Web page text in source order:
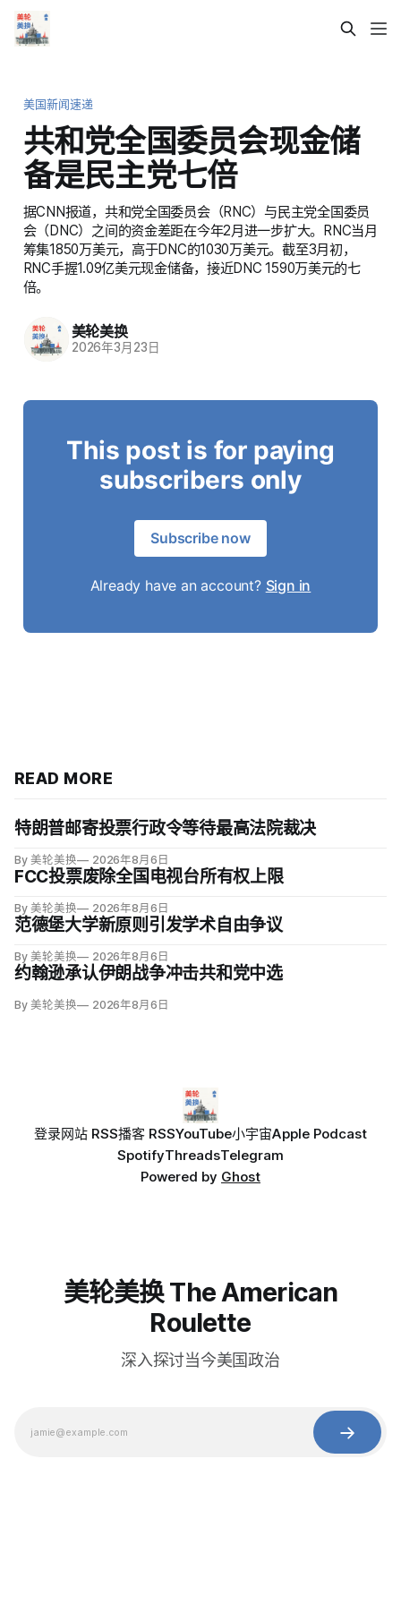
美国新闻速递
共和党全国委员会现金储
备是民主党七倍
据CNN报道，共和党全国委员会（RNC）与民主党全国委员
会（DNC）之间的资金差距在今年2月进一步扩大。RNC当月
筹集1850万美元，高于DNC的1030万美元。截至3月初，
RNC手握1.09亿美元现金储备，接近DNC 1590万美元的七
倍。
美轮美换
2026年3月23日
This post is for paying
subscribers only
Subscribe now
Already have an account? Sign in
READ MORE
特朗普邮寄投票行政令等待最高法院裁决
By 美轮美换 2026年8月6日
FCC投票废除全国电视台所有权上限
By 美轮美换 2026年8月6日
范德堡大学新原则引发学术自由争议
By 美轮美换 2026年8月6日
约翰逊承认伊朗战争冲击共和党中选
By 美轮美换 2026年8月6日
登录网站 RSS播客 RSSYouTube小宇宙Apple Podcast
SpotifyThreadsTelegram
Powered by Ghost
美轮美换 The American
Roulette
深入探讨当今美国政治